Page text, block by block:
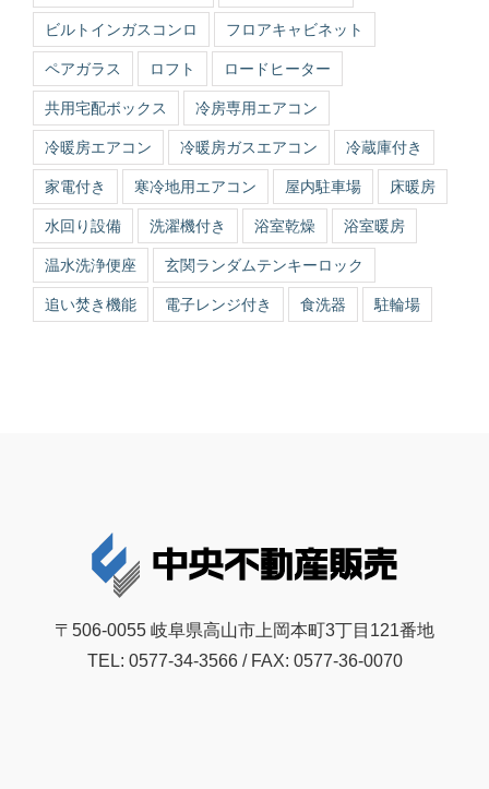
ビルトインガスコンロ フロアキャビネット
ペアガラス ロフト ロードヒーター
共用宅配ボックス 冷房専用エアコン
冷暖房エアコン 冷暖房ガスエアコン 冷蔵庫付き
家電付き 寒冷地用エアコン 屋内駐車場 床暖房
水回り設備 洗濯機付き 浴室乾燥 浴室暖房
温水洗浄便座 玄関ランダムテンキーロック
追い焚き機能 電子レンジ付き 食洗器 駐輪場
〒506-0055 岐阜県高山市上岡本町3丁目121番地
TEL: 0577-34-3566 / FAX: 0577-36-0070